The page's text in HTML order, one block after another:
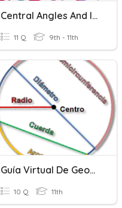
Central Angles And Intercepted Arcs
11 Q 9th - 11th
Guía Virtual De Geometría I
10 Q 11th